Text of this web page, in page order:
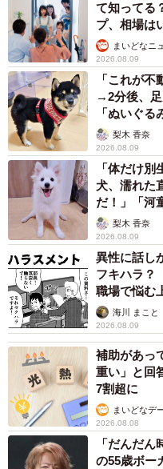
て知ってる
プ、相場は
まいどなニ
2026.08.09
「これが
→2分後、
「ぬいぐる
梨木 香奈
2026.08.09
「体だけ
犬、濡れた
だ！」「河
梨木 香奈
2026.08.09
異性に話し
フキハラ？
職場で悩む
海川 まこと
2026.08.09
補助があっ
重い」と回
7割超に
まいどなデ
2026.08.08
「だんだ
の55歳ボー